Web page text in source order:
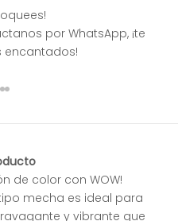
por WhatsApp, ¡te
encantados!
artículo 1
al artículo 2
Ir al artículo 3
Ir al artículo 4
de color con WOW!
mecha es ideal para
y vibrante que